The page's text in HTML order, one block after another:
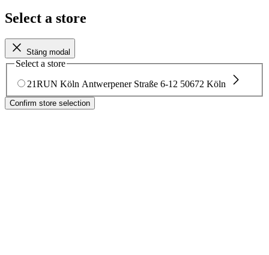
Select a store
Stäng modal
Select a store
21RUN Köln Antwerpener Straße 6-12 50672 Köln
Confirm store selection